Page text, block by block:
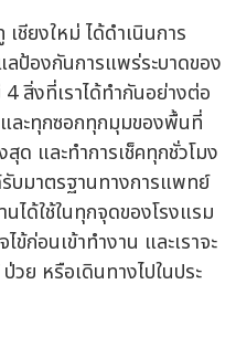
ชียงใหม่ ได้ดำเนินการ
ป้องกันการแพร่ระบาดของ
สิ่งที่เราได้ทำกันอย่างต่อ
ละทุกซอกทุกมุมของพื้นที่
ด และทำการเช็คทุกชั่วโมง
บมาตรฐานทางการแพทย์
ได้ใช้ในทุกจุดของโรงแรม
ก่อนเข้าทำงาน และเราจะ
ย หรือเดินทางไปในประ